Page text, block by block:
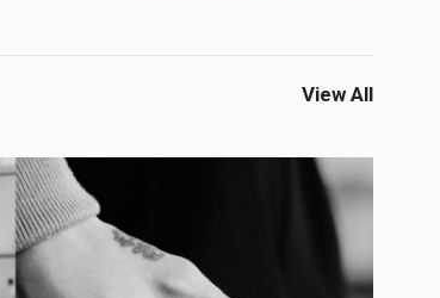
View All